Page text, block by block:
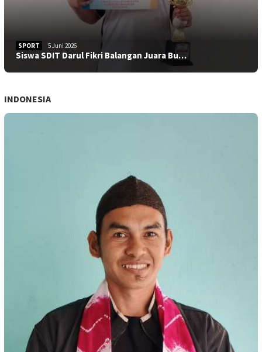
SPORT 5 Juni 2026
Siswa SDIT Darul Fikri Balangan Juara Bu…
INDONESIA